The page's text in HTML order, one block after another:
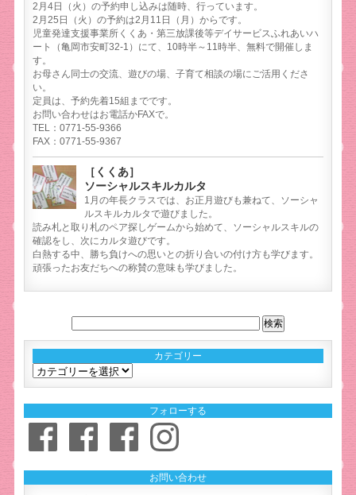
2月4日（火）の予約申し込みは随時、行っています。
2月25日（火）の予約は2月11日（月）からです。
児童発達支援事業所くくあ・第三放課後等デイサービスふれあいハ
ート（亀岡市安町32-1）にて、10時半～11時半、無料で開催しま
す。
お母さん同士の交流、遊びの場、子育て相談の場にご活用くださ
い。
定員は、予約先着15組までです。
お問い合わせはお電話かFAXで。
TEL：0771-55-9366
FAX：0771-55-9367
［くくあ］
ソーシャルスキルカルタ
1月の年長クラスでは、お正月遊びも兼ねて、ソーシャ
ルスキルカルタで遊びました。
読み札と取り札のペア探しゲームから始めて、ソーシャルスキルの
確認をし、次にカルタ遊びです。
白熱する中、勝ち負けへの思いとの折り合いの付け方も学びます。
頑張ったお友だちへの称賛の意味も学びました。
カテゴリー
カ
フォローする
Facebook
Facebook Facebook Instagram
お問い合わせ